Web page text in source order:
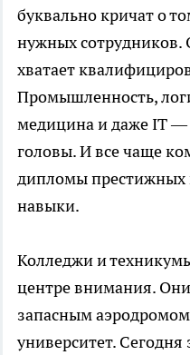
буквально кричат о
нужных сотрудников.
хватает
Промышленность,
медицина и даже IT —
головы. И все чаще
дипломы престижных
навыки.
Колледжи и
центре внимания.
запасным
университет.